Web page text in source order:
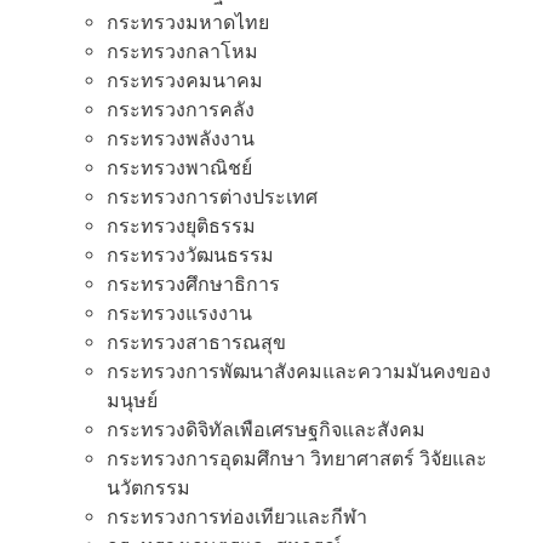
กระทรวงมหาดไทย
กระทรวงกลาโหม
กระทรวงคมนาคม
กระทรวงการคลัง
กระทรวงพลังงาน
กระทรวงพาณิชย์
กระทรวงการต่างประเทศ
กระทรวงยุติธรรม
กระทรวงวัฒนธรรม
กระทรวงศึกษาธิการ
กระทรวงแรงงาน
กระทรวงสาธารณสุข
กระทรวงการพัฒนาสังคมและความมันคงของ
มนุษย์
กระทรวงดิจิทัลเพือเศรษฐกิจและสังคม
กระทรวงการอุดมศึกษา วิทยาศาสตร์ วิจัยและ
นวัตกรรม
กระทรวงการท่องเทียวและกีฬา